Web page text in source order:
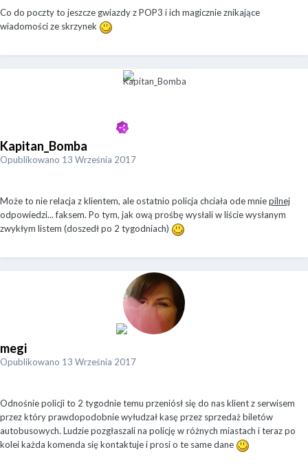
Co do poczty to jeszcze gwiazdy z POP3 i ich magicznie znikające
wiadomości ze skrzynek
Kapitan_Bomba
Opublikowano 13 Września 2017
Może to nie relacja z klientem, ale ostatnio policja chciała ode mniepilnej
odpowiedzi... faksem. Po tym, jak ową prośbę wysłali w liście wysłanym
zwykłym listem (doszedł po 2 tygodniach)
megi
Opublikowano 13 Września 2017
Odnośnie policji to 2 tygodnie temu przeniósł się do nas klient z serwisem
przez który prawdopodobnie wyłudzał kasę przez sprzedaż biletów
autobusowych. Ludzie pozgłaszali na policję w różnych miastach i teraz po
kolei każda komenda się kontaktuje i prosi o te same dane